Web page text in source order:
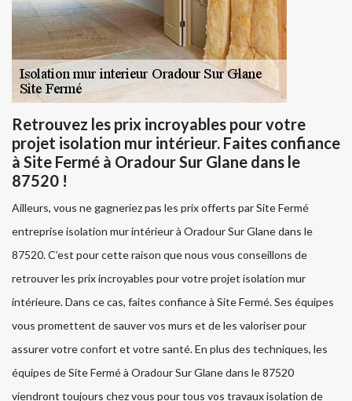
Retrouvez les prix incroyables pour votre
projet isolation mur intérieur. Faites confiance
à Site Fermé à Oradour Sur Glane dans le
87520 !
Ailleurs, vous ne gagneriez pas les prix offerts par Site Fermé
entreprise isolation mur intérieur à Oradour Sur Glane dans le
87520. C’est pour cette raison que nous vous conseillons de
retrouver les prix incroyables pour votre projet isolation mur
intérieure. Dans ce cas, faites confiance à Site Fermé. Ses équipes
vous promettent de sauver vos murs et de les valoriser pour
assurer votre confort et votre santé. En plus des techniques, les
équipes de Site Fermé à Oradour Sur Glane dans le 87520
viendront toujours chez vous pour tous vos travaux isolation de